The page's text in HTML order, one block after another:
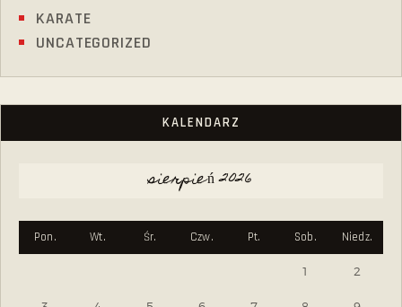
KARATE
UNCATEGORIZED
KALENDARZ
sierpień 2026
Pon. Wt. Śr. Czw. Pt. Sob. Niedz.
1 2